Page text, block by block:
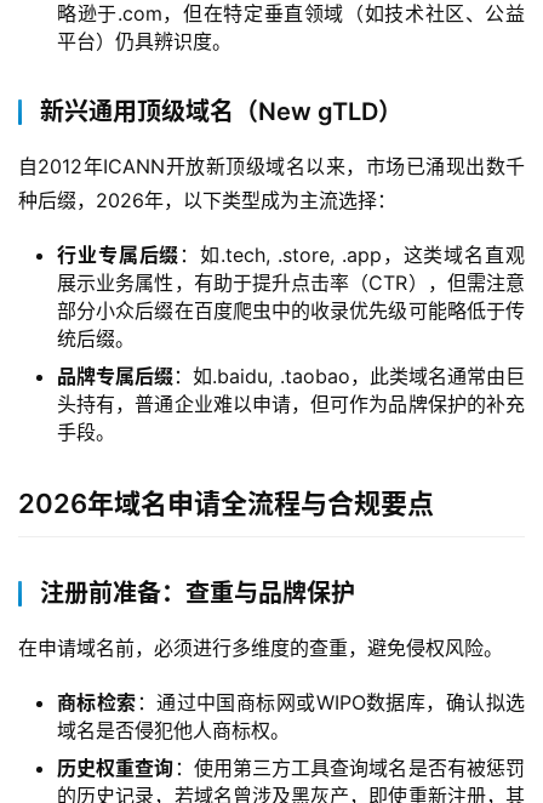
略逊于.com，但在特定垂直领域（如技术社区、公益
平台）仍具辨识度。
新兴通用顶级域名（New gTLD）
自2012年ICANN开放新顶级域名以来，市场已涌现出数千
种后缀，2026年，以下类型成为主流选择：
行业专属后缀 ：如.tech, .store, .app，这类域名直观
展示业务属性，有助于提升点击率（CTR），但需注意
部分小众后缀在百度爬虫中的收录优先级可能略低于传
统后缀。
品牌专属后缀 ：如.baidu, .taobao，此类域名通常由巨
头持有，普通企业难以申请，但可作为品牌保护的补充
手段。
2026年域名申请全流程与合规要点
注册前准备：查重与品牌保护
在申请域名前，必须进行多维度的查重，避免侵权风险。
商标检索 ：通过中国商标网或WIPO数据库，确认拟选
域名是否侵犯他人商标权。
历史权重查询 ：使用第三方工具查询域名是否有被惩罚
的历史记录，若域名曾涉及黑灰产，即使重新注册，其